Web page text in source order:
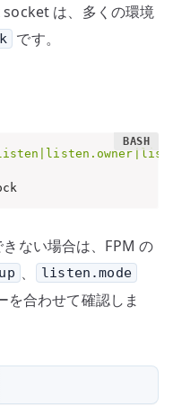
は、多くの環境
です。
ない場合は、FPM の
、 listen.mode
を合わせて確認しま